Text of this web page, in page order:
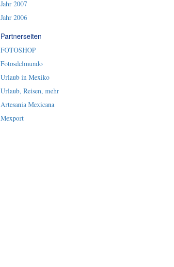
Jahr 2007
Jahr 2006
Partnerseiten
FOTOSHOP
Fotosdelmundo
Urlaub in Mexiko
Urlaub, Reisen, mehr
Artesania Mexicana
Mexport